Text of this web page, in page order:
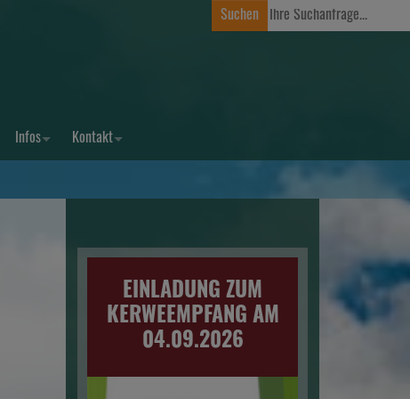
Infos Kontakt
EINLADUNG ZUM
KERWEEMPFANG AM
04.09.2026